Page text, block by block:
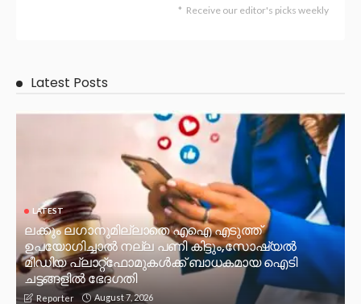
Receive our editor's picks weekly
Latest Posts
LATEST
ലക്കും ലഗാനുമില്ലാതെ എഐ എടുത്ത്
ഉപയോഗിച്ചാല്‍ നല്ല പണി കിട്ടും,സോഷ്യല്‍
മീഡിയ പ്ലാറ്റ്‌ഫോമുകള്‍ക്ക് ബാധകമായ ഐടി
ചട്ടങ്ങളില്‍ ഭേദഗതി
Reporter August 7, 2026